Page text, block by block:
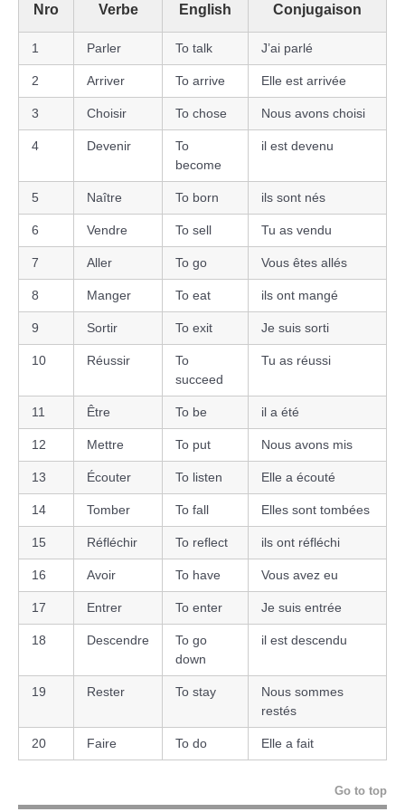
Nro Verbe English Conjugaison
1 Parler To talk J’ai parlé
2 Arriver To arrive Elle est arrivée
3 Choisir To chose Nous avons choisi
4 Devenir
To
become
il est devenu
5 Naître To born ils sont nés
6 Vendre To sell Tu as vendu
7 Aller To go Vous êtes allés
8 Manger To eat ils ont mangé
9 Sortir To exit Je suis sorti
10 Réussir
To
succeed
Tu as réussi
11 Être To be il a été
12 Mettre To put Nous avons mis
13 Écouter To listen Elle a écouté
14 Tomber To fall Elles sont tombées
15 Réfléchir To reflect ils ont réfléchi
16 Avoir To have Vous avez eu
17 Entrer To enter Je suis entrée
18 Descendre
To go
down
il est descendu
19 Rester To stay
Nous sommes
restés
20 Faire To do Elle a fait
Go to top